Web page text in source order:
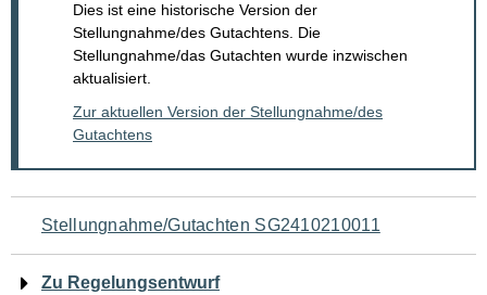
Dies ist eine historische Version der
Stellungnahme/des Gutachtens. Die
Stellungnahme/das Gutachten wurde inzwischen
aktualisiert.
Zur aktuellen Version der Stellungnahme/des
Gutachtens
Navigation
für
Stellungnahme/Gutachten SG2410210011
Zu Regelungsentwurf